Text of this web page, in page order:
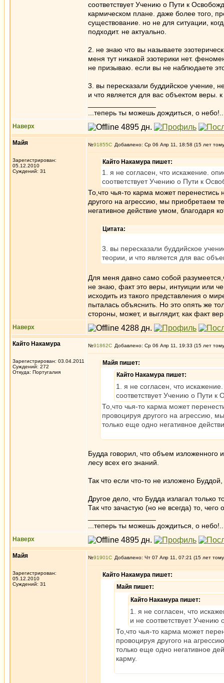
соответствует Учению о Пути к
кармическом плане. даже более того,
существование. но не для ситуации,
подходит. не актуально.
2. не знаю что вы называете
меня тут никакой эзотерики нет.
не призываю. если вы не наблюдаете
3. вы пересказали буддийское учение,
и что является для вас объектом веры.
...теперь ты можешь дождиться, о
Наверх
Майя
Зарегистрирован:
05.12.2010
Суждений: 31
№91855 Добавлено: Ср 06 Апр 11, 18:58 (15 лет
Кайто Накамура пишет:
1. я не согласен, что искажение.
соответствует Учению о Пути к
То,что чья-то карма может перенестись
другого на агрессию, мы приобретаем
негативное действие умом, благодаря
Цитата:
3. вы пересказали буддийское
теории, и что является для вас
Для меня давно само собой
не знаю, факт это веры, интуиции или
исходить из такого представления о
пыталась объяснить. Но это опять же
стороны, может, и выглядит, как факт
Наверх
Кайто Накамура
Зарегистрирован: 03.04.2011
Суждений: 272
Откуда: Португалия
№91862 Добавлено: Ср 06 Апр 11, 19:33 (15 лет
Майя пишет:
Кайто Накамура пишет:
1. я не согласен, что
соответствует Учению о Пути
То,что чья-то карма может
провоцируя другого на агрессию,
только еще одно негативное
Будда говорил, что объем изложенного
лесу всех его знаний.
Так что если что-то не изложено
Другое дело, что Будда излагал
Так что зачастую (но не всегда) то,
...теперь ты можешь дождиться, о
Наверх
Майя
Зарегистрирован:
05.12.2010
Суждений: 31
№91901 Добавлено: Чт 07 Апр 11, 07:21 (15 лет
Кайто Накамура пишет:
Майя пишет:
Кайто Накамура пишет:
1. я не согласен, что
и не соответствует
То,что чья-то карма может
провоцируя другого на
только еще одно негативное
карму.